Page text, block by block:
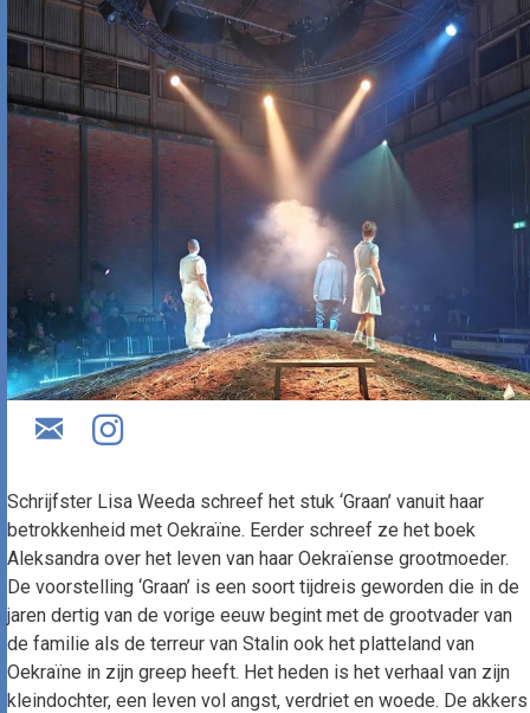
Schrijfster Lisa Weeda schreef het stuk ‘Graan’ vanuit haar
betrokkenheid met Oekraïne. Eerder schreef ze het boek
Aleksandra over het leven van haar Oekraïense grootmoeder.
De voorstelling ‘Graan’ is een soort tijdreis geworden die in de
jaren dertig van de vorige eeuw begint met de grootvader van
de familie als de terreur van Stalin ook het platteland van
Oekraïne in zijn greep heeft. Het heden is het verhaal van zijn
kleindochter, een leven vol angst, verdriet en woede. De akkers